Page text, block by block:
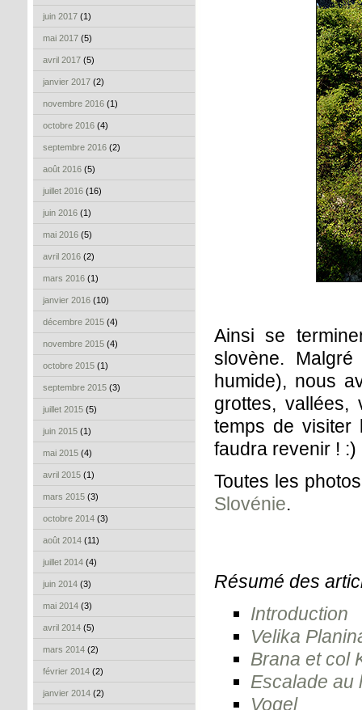
juin 2017 (1)
mai 2017 (5)
avril 2017 (5)
janvier 2017 (2)
novembre 2016 (1)
octobre 2016 (4)
septembre 2016 (2)
août 2016 (5)
juillet 2016 (16)
juin 2016 (1)
mai 2016 (5)
avril 2016 (2)
mars 2016 (1)
janvier 2016 (10)
décembre 2015 (4)
novembre 2015 (4)
octobre 2015 (1)
septembre 2015 (3)
juillet 2015 (5)
juin 2015 (1)
mai 2015 (4)
avril 2015 (1)
mars 2015 (3)
octobre 2014 (3)
août 2014 (11)
juillet 2014 (4)
juin 2014 (3)
mai 2014 (3)
avril 2014 (5)
mars 2014 (2)
février 2014 (2)
janvier 2014 (2)
Ainsi se
slovène.
humide), nous
grottes,
temps de visiter
faudra revenir ! :)
Toutes les
Slovénie.
Résumé des
Introduction
Velika
Brana et col
Escalade au
Vogel